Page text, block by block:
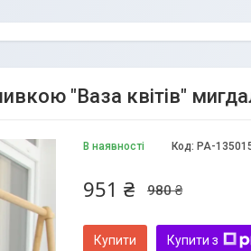
"Ваза квітів"
В наявності Код: PA-
980 ₴
951 ₴
Купити Купити з